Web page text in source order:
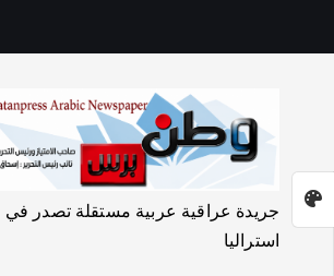
جريدة عراقية عربية مستقلة تصدر في
استراليا